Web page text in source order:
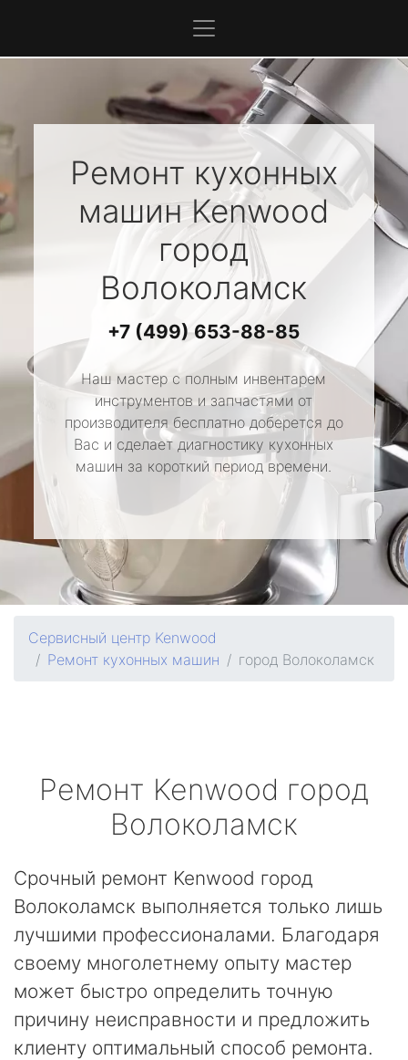
Ремонт кухонных
машинKenwood
город
Волоколамск
+7 (499) 653-88-85
Наш мастер с полным инвентарем
инструментов и запчастями от
производителя бесплатно доберется до
Вас и сделает диагностику кухонных
машин за короткий период времени.
Сервисный центр Kenwood
Ремонт кухонных машин
город Волоколамск
Ремонт Kenwood город
Волоколамск
Срочный ремонт Kenwood город
Волоколамск выполняется только лишь
лучшими профессионалами. Благодаря
своему многолетнему опыту мастер
может быстро определить точную
причину неисправности и предложить
клиенту оптимальный способ ремонта.